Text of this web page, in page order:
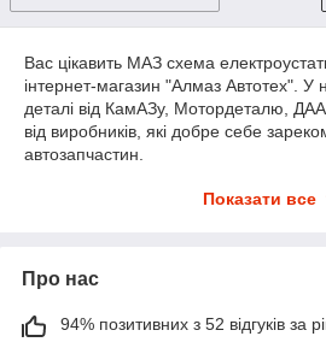
Вас цікавить МАЗ схема
інтернет-магазин "Алмаз Автотех". У
деталі від КамАЗу, Мотордеталю,
від виробників, які добре себе
автозапчастин.
Схема
Показати все
Про нас
94% позитивних з 52 відгуків за